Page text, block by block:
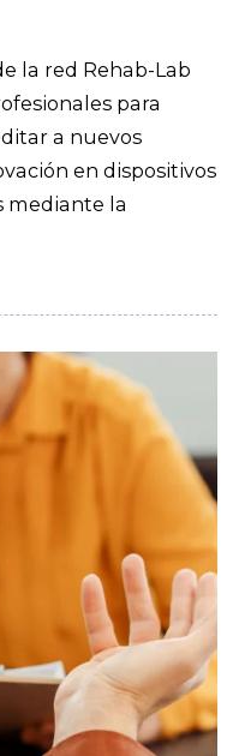
la red Rehab-Lab
para
a nuevos
en dispositivos
mediante la